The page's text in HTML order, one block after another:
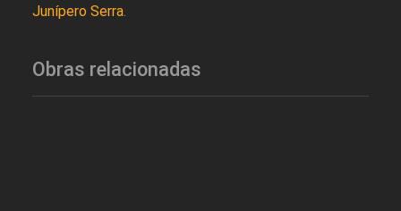
Junípero Serra.
Obras relacionadas